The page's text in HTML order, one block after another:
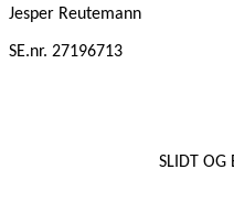
Jesper Reutemann
SE.nr. 27196713
SLIDT OG BRUGT